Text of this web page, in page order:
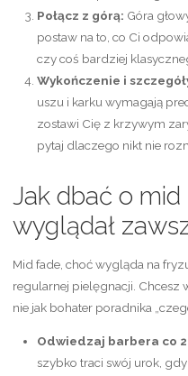
Połącz z górą: Góra
postaw na to, co Ci
czy coś bardziej
Wykończenie i
uszu i karku wymagają
zostawi Cię z krzywym
pytaj dlaczego nikt nie
Jak dbać o
wyglądał
Mid fade, choć wygląda na
regularnej pielęgnacji. Chcesz
nie jak bohater poradnika
Odwiedzaj barbera co
szybko traci swój urok,